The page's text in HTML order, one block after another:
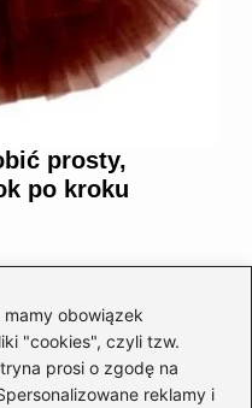
obowiązek
"cookies", czyli tzw.
prosi o zgodę na
reklamy i
prosty,
po kroku